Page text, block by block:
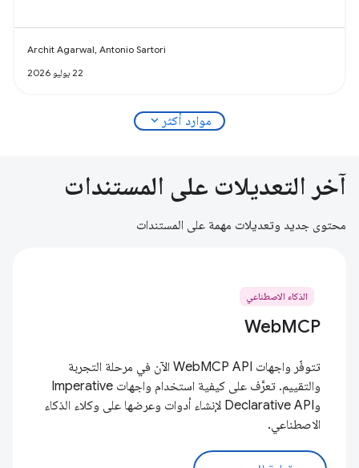
Archit Agarwal, Antonio Sartori
22 يوليو 2026
موارد أكثر expand_more
آخر التعديلات على المستندات
محتوى جديد وتعديلات مهمة على المستندات
الذكاء الاصطناعي
WebMCP
تتوفّر واجهات WebMCP API الآن في مرحلة التجربة
والتقييم. تعرَّف على كيفية استخدام واجهات Imperative
وDeclarative API لإنشاء أدوات وعرضها على وكلاء الذكاء
الاصطناعي.